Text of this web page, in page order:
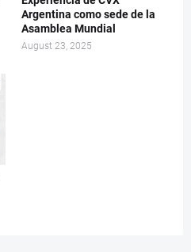
Argentina como sede de la
Asamblea Mundial
August 23, 2025